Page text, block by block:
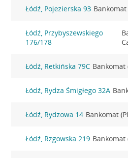
Łódź, Pojezierska 93
Łódź, Przybyszewskiego
176/178
Łódź, Retkińska 79C Bankomat
Łódź, Rydza Śmigłego 32A
Łódź, Rydzowa 14 Bankomat
Łódź, Rzgowska 219 Bankomat